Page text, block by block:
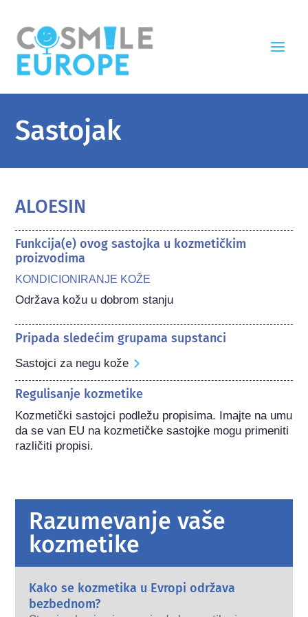
Sastojak
ALOESIN
Funkcija(e) ovog sastojka u kozmetičkim
proizvodima
KONDICIONIRANJE KOŽE
Održava kožu u dobrom stanju
Pripada sledećim grupama supstanci
Sastojci za negu kože
Regulisanje kozmetike
Kozmetički sastojci podležu propisima. Imajte na umu
da se van EU na kozmetičke sastojke mogu primeniti
različiti propisi.
Razumevanje vaše
kozmetike
Kako se kozmetika u Evropi održava
bezbednom?